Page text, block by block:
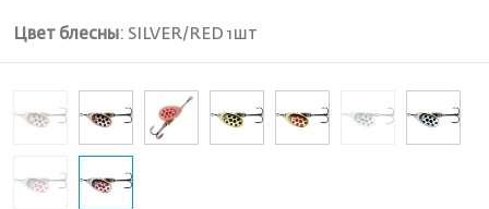
Цвет блесны: SILVER/RED 1шт